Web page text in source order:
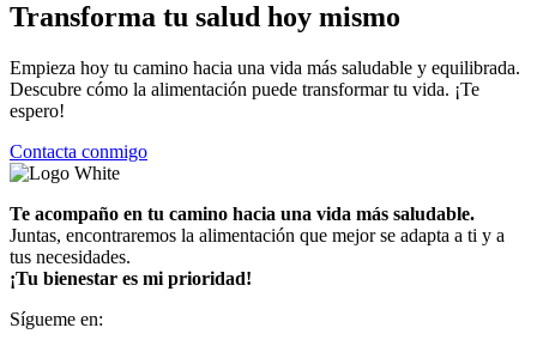
Transforma tu salud hoy mismo
Empieza hoy tu camino hacia una vida más saludable y equilibrada.
Descubre cómo la alimentación puede transformar tu vida. ¡Te
espero!
Contacta conmigo
Te acompaño en tu camino hacia una vida más saludable.
Juntas, encontraremos la alimentación que mejor se adapta a ti y a
tus necesidades.
¡Tu bienestar es mi prioridad!
Sígueme en: